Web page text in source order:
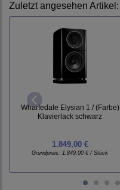
Zuletzt angesehen Artikel:
Wharfedale Elysian 1 / (Farbe)
Klavierlack schwarz
1.849,00 €
Grundpreis: 1.849,00 € / Stück